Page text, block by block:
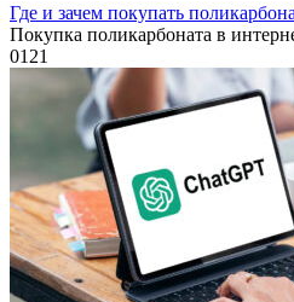
Где и зачем покупать
Покупка поликарбоната в
0121